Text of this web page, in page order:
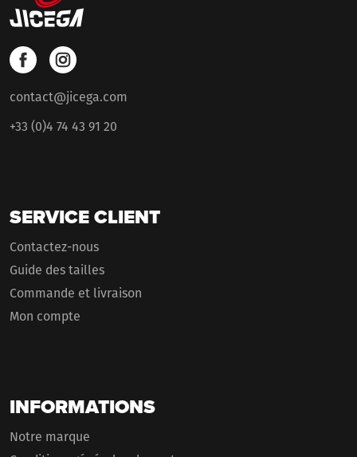
contact@jicega.com
+33 (0)4 74 43 91 20
SERVICE CLIENT
Contactez-nous
Guide des tailles
Commande et livraison
Mon compte
INFORMATIONS
Notre marque